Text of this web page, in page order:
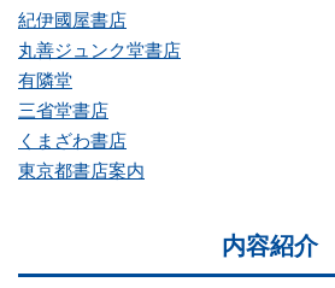
紀伊國屋書店
丸善ジュンク堂書店
有隣堂
三省堂書店
くまざわ書店
東京都書店案内
内容紹介